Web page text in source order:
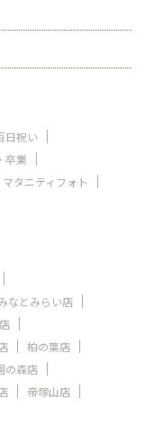
日祝い
卒業
マタニティフォト
なとみらい店
柏の葉店
の森店
帝塚山店